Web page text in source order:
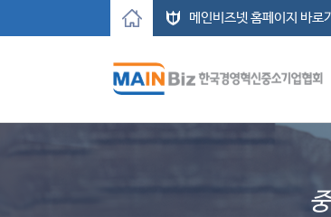
메인비즈넷 홈페이지 바로